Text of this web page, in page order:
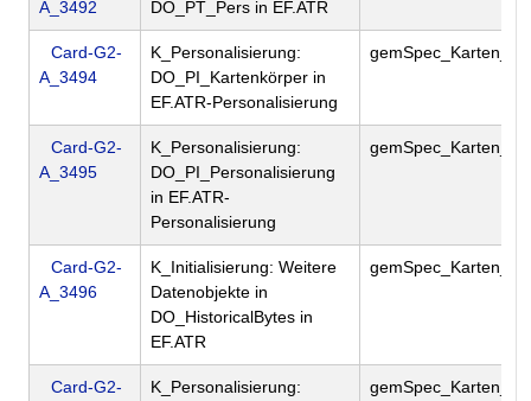
A_3492
DO_PT_Pers in EF.ATR
Card-G2-
A_3494
K_Personalisierung:
DO_PI_Kartenkörper in
EF.ATR-Personalisierung
Card-G2-
A_3495
K_Personalisierung:
DO_PI_Personalisierung
in EF.ATR-
Personalisierung
Card-G2-
A_3496
K_Initialisierung: Weitere
Datenobjekte in
DO_HistoricalBytes in
EF.ATR
Card-G2-
K_Personalisierung: